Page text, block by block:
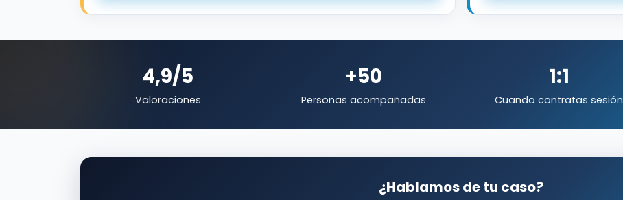
4,9/5
Valoraciones
+50
Personas acompañadas
1:1
Cuando contratas sesión
¿Hablamos de tu caso?